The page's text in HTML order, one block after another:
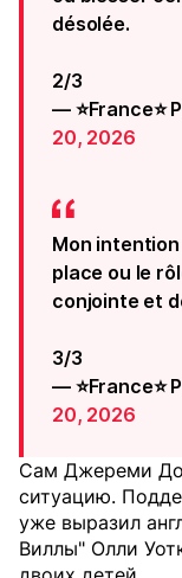
désolée.
2/3
— ⭐France⭐
20, 2026
Mon intention
place ou le
conjointe et
3/3
— ⭐France⭐
20, 2026
Сам Джереми
ситуацию.
уже выразил
Виллы" Олли